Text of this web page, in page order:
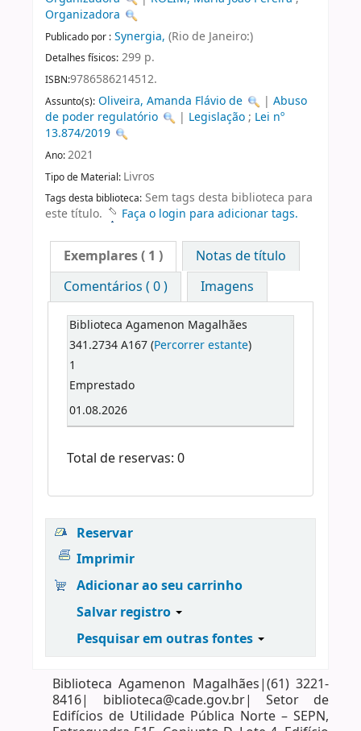
Organizadora
Publicado por : Synergia, (Rio de Janeiro:)
Detalhes físicos: 299 p.
ISBN:9786586214512.
Assunto(s): Oliveira, Amanda Flávio de |Abuso
de poder regulatório
| Legislação; Lei nº
13.874/2019
Ano:2021
Tipo de Material: Livros
Tags desta biblioteca: Sem tags desta biblioteca para
este título.
Faça o login para adicionar tags.
Exemplares( 1 )
Notas de título
Comentários ( 0 )
Imagens
Biblioteca Agamenon Magalhães
341.2734 A167 (Percorrer estante)
1
Emprestado
01.08.2026
Total de reservas: 0
Reservar
Imprimir
Adicionar ao seu carrinho
Salvar registro
Pesquisar em outras fontes
Biblioteca Agamenon Magalhães|(61) 3221-
8416| biblioteca@cade.gov.br| Setor de
Edifícios de Utilidade Pública Norte – SEPN,